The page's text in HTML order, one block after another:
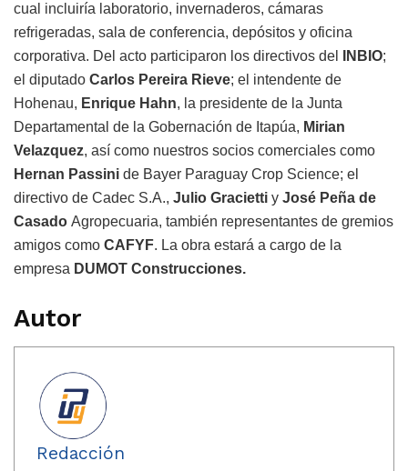
cual incluiría laboratorio, invernaderos, cámaras
refrigeradas, sala de conferencia, depósitos y oficina
corporativa. Del acto participaron los directivos del
INBIO;
el diputado Carlos Pereira Rieve; el intendente de
Hohenau, Enrique Hahn, la presidente de la Junta
Departamental de la Gobernación de Itapúa, Mirian
Velazquez, así como nuestros socios comerciales como
Hernan Passini de Bayer Paraguay Crop Science; el
directivo de Cadec S.A., Julio Gracietti y José Peña de
Casado Agropecuaria, también representantes de gremios
amigos como CAFYF. La obra estará a cargo de la
empresa DUMOT Construcciones.
Autor
Redacción